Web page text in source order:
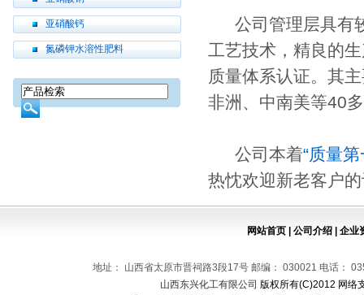
亚硝酸钙
氮磷钾水溶性肥料
公司管理层具有
工艺技术，精良的
质量体系认证。其
非洲、中南美等40
公司本着“质量
热忱欢迎新老客户
网站首页 公司介绍 企业
地址： 山西省太原市晋祠路3段17号 邮编： 030021 电话：
山西东兴化工有限公司 版权所有(C)2012 网络